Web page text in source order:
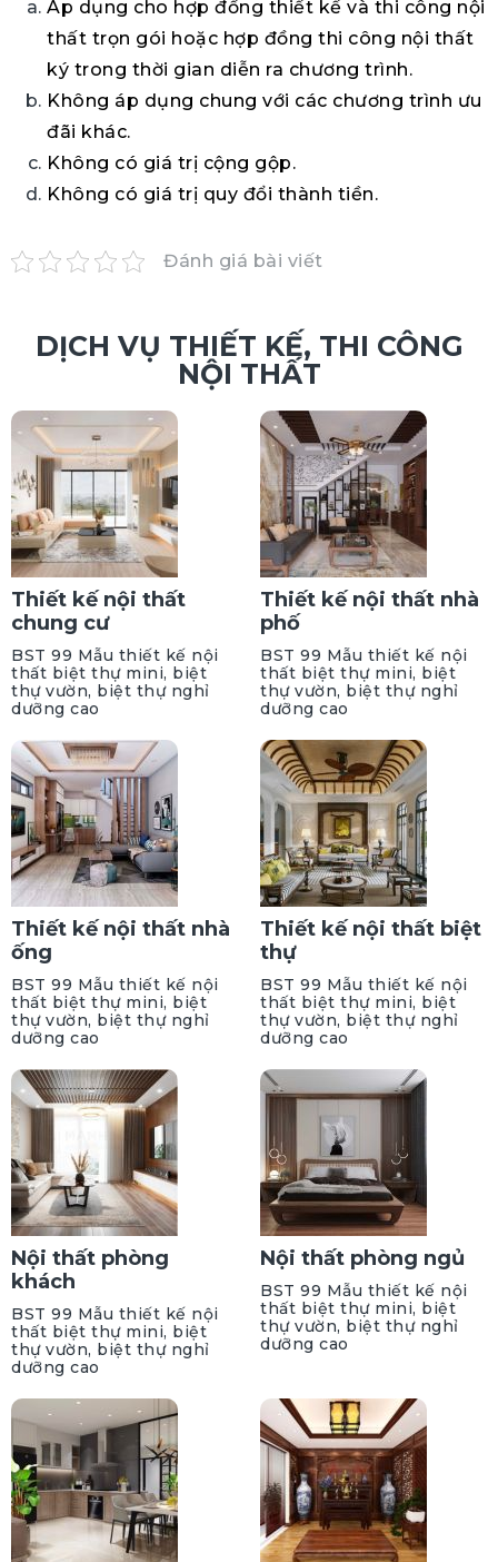
Áp dụng cho hợp đồng thiết kế và thi công nội
thất trọn gói hoặc hợp đồng thi công nội thất
ký trong thời gian diễn ra chương trình.
Không áp dụng chung với các chương trình ưu
đãi khác.
Không có giá trị cộng gộp.
Không có giá trị quy đổi thành tiền.
Đánh giá bài viết
DỊCH VỤ THIẾT KẾ, THI CÔNG
NỘI THẤT
Thiết kế nội thất
chung cư
BST 99 Mẫu thiết kế nội
thất biệt thự mini, biệt
thự vườn, biệt thự nghỉ
dưỡng cao
Thiết kế nội thất nhà
phố
BST 99 Mẫu thiết kế nội
thất biệt thự mini, biệt
thự vườn, biệt thự nghỉ
dưỡng cao
Thiết kế nội thất nhà
ống
BST 99 Mẫu thiết kế nội
thất biệt thự mini, biệt
thự vườn, biệt thự nghỉ
dưỡng cao
Thiết kế nội thất biệt
thự
BST 99 Mẫu thiết kế nội
thất biệt thự mini, biệt
thự vườn, biệt thự nghỉ
dưỡng cao
Nội thất phòng
khách
BST 99 Mẫu thiết kế nội
thất biệt thự mini, biệt
thự vườn, biệt thự nghỉ
dưỡng cao
Nội thất phòng ngủ
BST 99 Mẫu thiết kế nội
thất biệt thự mini, biệt
thự vườn, biệt thự nghỉ
dưỡng cao